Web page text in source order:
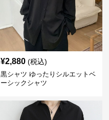
¥2,880 (税込)
黒シャツ ゆったりシルエットベ
ーシックシャツ